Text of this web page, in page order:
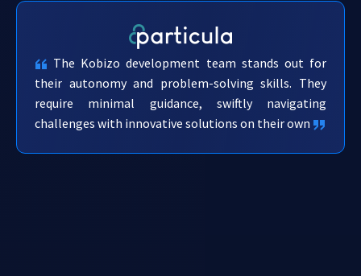
The Kobizo development team stands out for
their autonomy and problem-solving skills. They
require minimal guidance, swiftly navigating
challenges with innovative solutions on their own